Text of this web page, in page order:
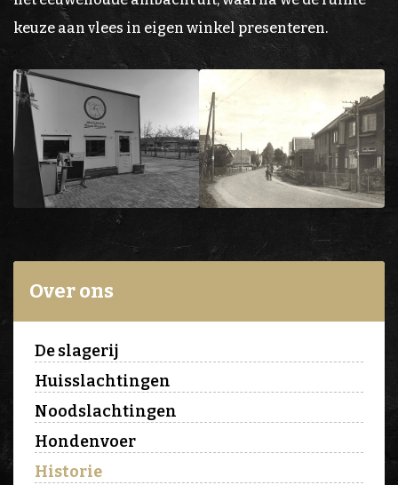
Over ons
De slagerij
Huisslachtingen
Noodslachtingen
Hondenvoer
Historie
keuze aan vlees in eigen winkel presenteren.